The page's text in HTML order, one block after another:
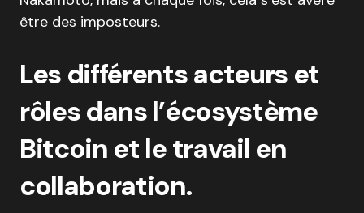
être des imposteurs.
Les différents acteurs et
rôles dans l’écosystème
Bitcoin et le travail en
collaboration.